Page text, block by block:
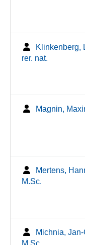
Klinkenberg,
rer. nat.
Magnin,
Mertens,
M.Sc.
Michnia, Jan-
M.Sc.